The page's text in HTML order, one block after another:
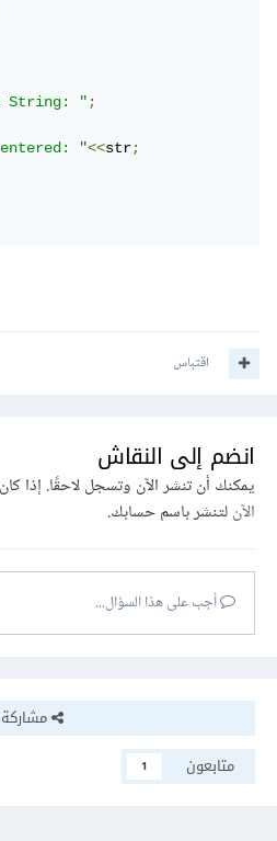
String: ";
entered: "<<str;
اقتباس
انضم إلى النقاش
يمكنك أن تنشر الآن وتسجل لاحقًا. إذا
الآنلتنشر باسم حسابك.
أجب على هذا السؤال...
مشاركة
متابعون
1